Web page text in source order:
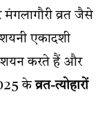
मंगलागौरी व्रत जैसे
एकादशी
शयन करते हैं और
केव्रत-त्योहारों